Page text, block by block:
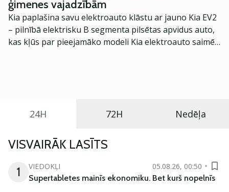
ģimenes vajadzībām
Kia paplašina savu elektroauto klāstu ar jauno Kia EV2
– pilnībā elektrisku B segmenta pilsētas apvidus auto,
kas kļūs par pieejamāko modeli Kia elektroauto saimē
24H 72H Nedēļa
VISVAIRĀK LASĪTS
1
VIEDOKĻI
05.08.26, 00:50
Supertabletes mainīs ekonomiku. Bet kurš nopelnīs